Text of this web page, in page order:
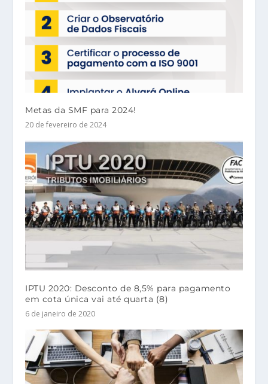
Metas da SMF para 2024!
20 de fevereiro de 2024
IPTU 2020: Desconto de 8,5% para pagamento
em cota única vai até quarta (8)
6 de janeiro de 2020